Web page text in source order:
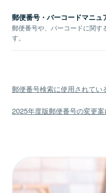
郵便番号・バーコードマニュ
郵便番号や、バーコードに関す
す。
郵便番号検索に使用されてい
2025年度版郵便番号の変更案